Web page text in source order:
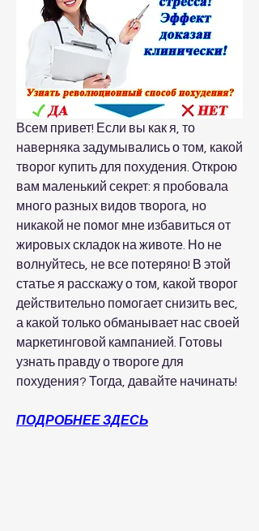
Всем привет! Если вы как я, то
наверняка задумывались о том, какой
творог купить для похудения. Открою
вам маленький секрет: я пробовала
много разных видов творога, но
никакой не помог мне избавиться от
жировых складок на животе. Но не
волнуйтесь, не все потеряно! В этой
статье я расскажу о том, какой творог
действительно помогает снизить вес,
а какой только обманывает нас своей
маркетинговой кампанией. Готовы
узнать правду о твороге для
похудения? Тогда, давайте начинать!
ПОДРОБНЕЕ ЗДЕСЬ